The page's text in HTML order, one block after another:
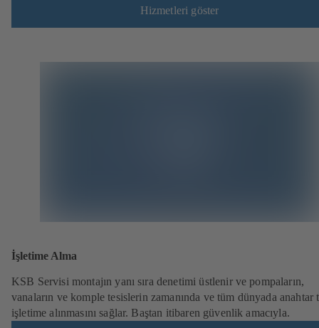
Hizmetleri göster
İşletime Alma
KSB Servisi montajın yanı sıra denetimi üstlenir ve pompaların,
vanaların ve komple tesislerin zamanında ve tüm dünyada anahtar
işletime alınmasını sağlar. Baştan itibaren güvenlik amacıyla.